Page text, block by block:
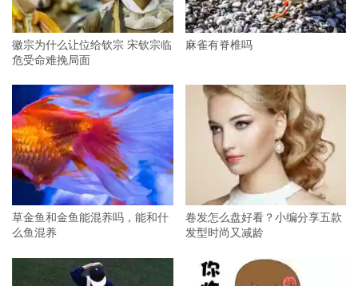
徽宗为什么让位给钦宗 宋钦宗临
危受命难挽局面
麻雀有脊椎吗
草金鱼和金鱼能混养吗，能和什
么鱼混养
卷发怎么盘好看？小编分享五款
发型时尚又减龄